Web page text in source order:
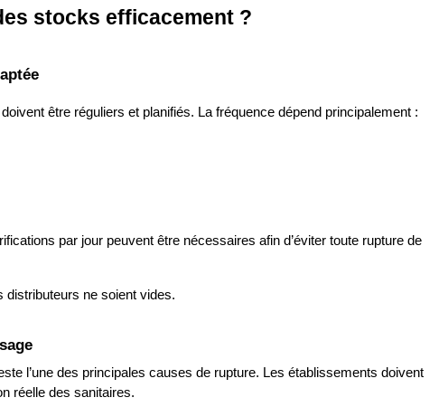
stocks efficacement ?
être réguliers et planifiés. La fréquence dépend principalement :
par jour peuvent être nécessaires afin d’éviter toute rupture de
distributeurs ne soient vides.
l’une des principales causes de rupture. Les établissements doivent
réelle des sanitaires.